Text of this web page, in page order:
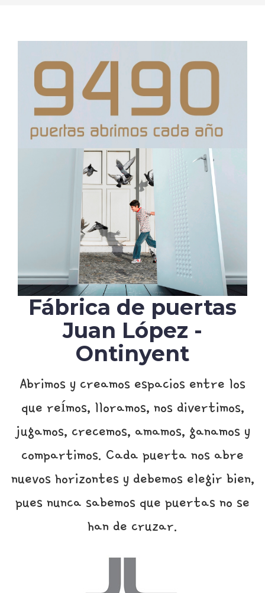
Fábrica de puertas
Juan López -
Ontinyent
Abrimos y creamos espacios entre los
que reímos, lloramos, nos divertimos,
jugamos, crecemos, amamos, ganamos y
compartimos. Cada puerta nos abre
nuevos horizontes y debemos elegir bien,
pues nunca sabemos que puertas no se
han de cruzar.